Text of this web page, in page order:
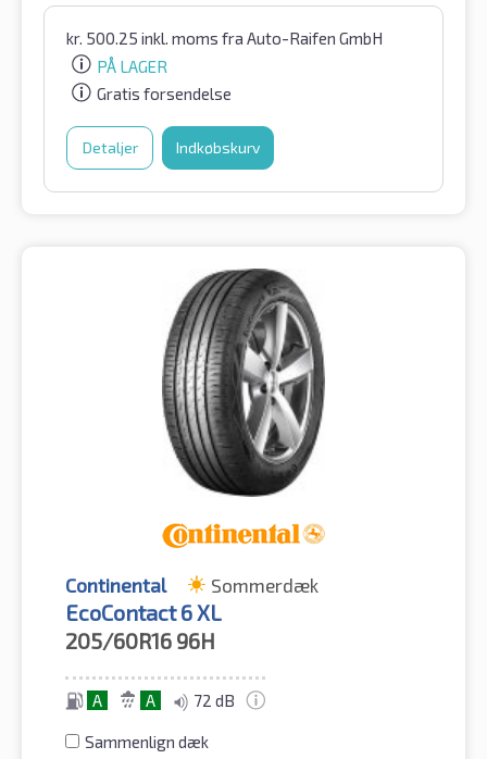
kr. 500.25 inkl. moms fra Auto-Raifen GmbH
PÅ LAGER
Gratis forsendelse
Detaljer Indkøbskurv
Continental Sommerdæk
EcoContact 6 XL
205/60R16 96H
A A 72 dB
Sammenlign dæk